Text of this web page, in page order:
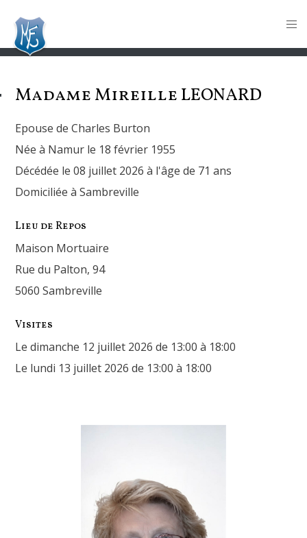
Madame Mireille LEONARD
Epouse de Charles Burton
Née à Namur le 18 février 1955
Décédée le 08 juillet 2026 à l'âge de 71 ans
Domiciliée à Sambreville
Lieu de Repos
Maison Mortuaire
Rue du Palton, 94
5060 Sambreville
Visites
Le dimanche 12 juillet 2026 de 13:00 à 18:00
Le lundi 13 juillet 2026 de 13:00 à 18:00